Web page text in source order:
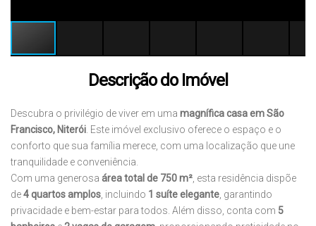
Descrição do Imóvel
Descubra o privilégio de viver em uma magnífica casa em São
Francisco, Niterói . Este imóvel exclusivo oferece o espaço e o
conforto que sua família merece, com uma localização que une
tranquilidade e conveniência.
Com uma generosa área total de 750 m² , esta residência dispõe
de4 quartos amplos , incluindo 1 suíte elegante , garantindo
privacidade e bem-estar para todos. Além disso, conta com 5